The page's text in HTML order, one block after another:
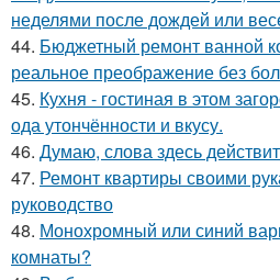
неделями после дождей или
44. Бюджетный ремонт ванной
реальное преображение без
45. Кухня - гостиная в этом
ода утончённости и вкусу.
46. Думаю, слова здесь
47. Ремонт квартиры своими
руководство
48. Монохромный или синий
комнаты?